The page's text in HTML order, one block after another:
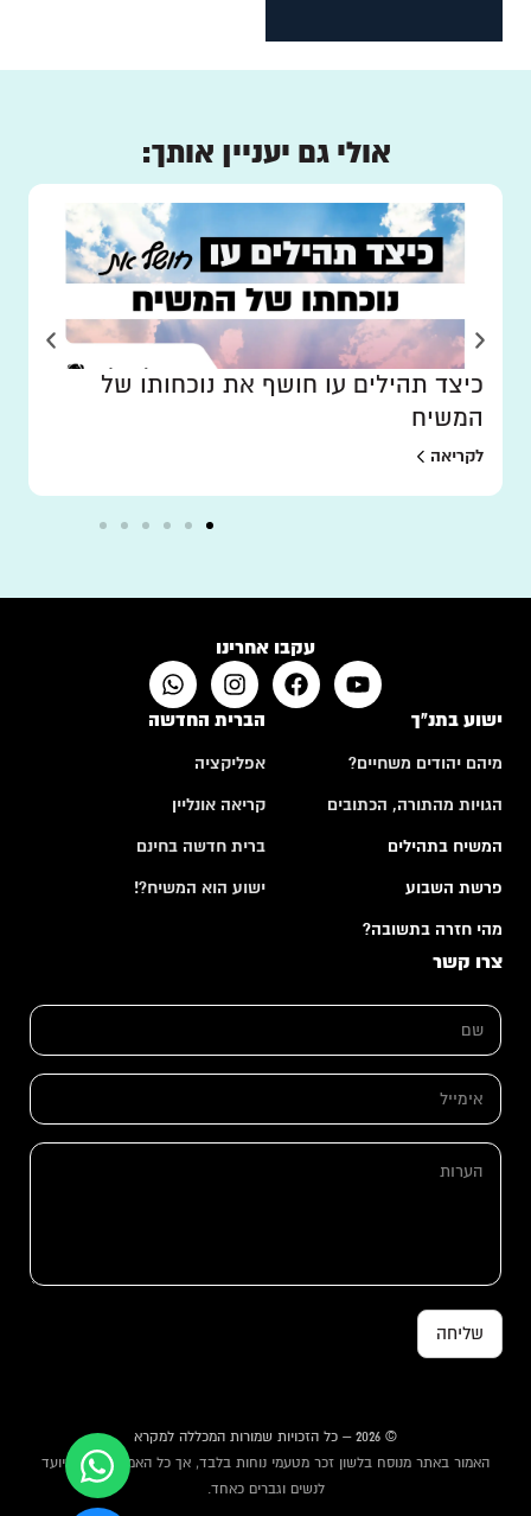
אולי גם יעניין אותך:
כיצד תהילים עו חושף את נוכחותו של
המשיח
לקריאה
עקבו אחרינו
ישוע בתנ"ך
מיהם יהודים משחיים?
הגויות מהתורה, הכתובים
המשיח בתהילים
פרשת השבוע
מהי חזרה בתשובה?
הברית החדשה
אפליקציה
קריאה אונליין
ברית חדשה בחינם
ישוע הוא המשיח?!
צרו קשר
ש
*
א
מ
יע
ר
ת
י
ה
שליחה
© 2026 – כל הזכויות שמורות המכללה למקרא
האמור באתר מנוסח בלשון זכר מטעמי נוחות בלבד, אך כל האמור באתר מיועד
לנשים וגברים כאחד.